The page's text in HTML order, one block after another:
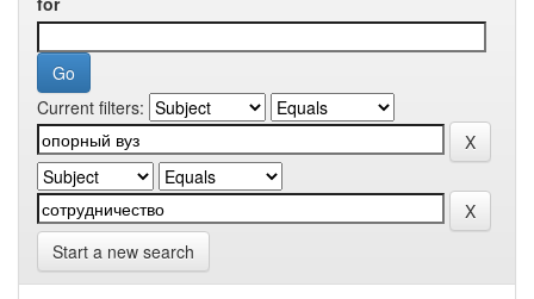
Current filters:
Start a new search